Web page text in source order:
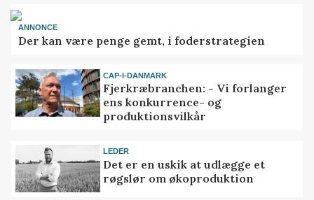
ANNONCE
Der kan være penge gemt, i foderstrategien
CAP-I-DANMARK
Fjerkræbranchen: - Vi forlanger
ens konkurrence- og
produktionsvilkår
LEDER
Det er en uskik at udlægge et
røgslør om økoproduktion